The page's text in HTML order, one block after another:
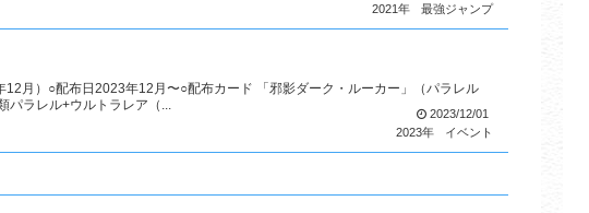
2021年
最強ジャンプ
月）○配布日2023年12月〜○配布カード 「邪影ダーク・ルーカー」（パラレル
パラレル+ウルトラレア（...
2023/12/01
2023年
イベント